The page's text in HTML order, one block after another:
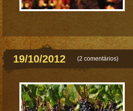
19/10/2012 (2 comentários)